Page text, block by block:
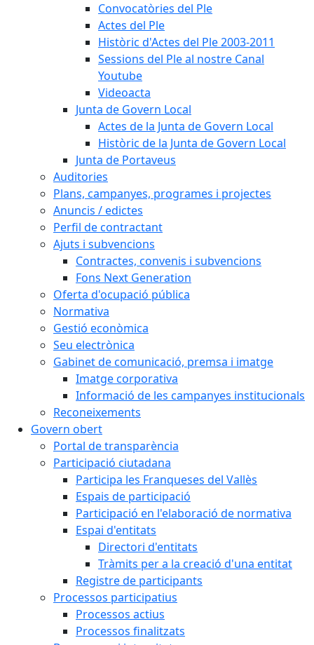
Convocatòries del Ple
Actes del Ple
Històric d'Actes del Ple 2003-2011
Sessions del Ple al nostre Canal
Youtube
Videoacta
Junta de Govern Local
Actes de la Junta de Govern Local
Històric de la Junta de Govern Local
Junta de Portaveus
Auditories
Plans, campanyes, programes i projectes
Anuncis / edictes
Perfil de contractant
Ajuts i subvencions
Contractes, convenis i subvencions
Fons Next Generation
Oferta d'ocupació pública
Normativa
Gestió econòmica
Seu electrònica
Gabinet de comunicació, premsa i imatge
Imatge corporativa
Informació de les campanyes institucionals
Reconeixements
Govern obert
Portal de transparència
Participació ciutadana
Participa les Franqueses del Vallès
Espais de participació
Participació en l'elaboració de normativa
Espai d'entitats
Directori d'entitats
Tràmits per a la creació d'una entitat
Registre de participants
Processos participatius
Processos actius
Processos finalitzats